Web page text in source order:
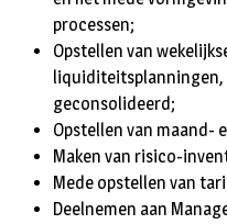
processen;
Opstellen van
liquiditeitsplanningen,
geconsolideerd;
Opstellen van maand-
Maken van risico-
Mede opstellen van
Deelnemen aan